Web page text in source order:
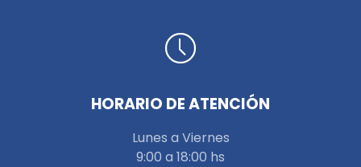
HORARIO DE ATENCIÓN
Lunes a Viernes
9:00 a 18:00 hs